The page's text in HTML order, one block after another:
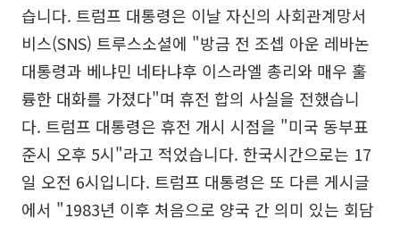
습니다. 트럼프 대통령은 이날 자신의 사회관계망서
비스(SNS) 트루스소셜에 "방금 전 조셉 아운 레바논
대통령과 베냐민 네타냐후 이스라엘 총리와 매우 훌
륭한 대화를 가졌다"며 휴전 합의 사실을 전했습니
다. 트럼프 대통령은 휴전 개시 시점을 "미국 동부표
준시 오후 5시"라고 적었습니다. 한국시간으로는 17
일 오전 6시입니다. 트럼프 대통령은 또 다른 게시글
에서 "1983년 이후 처음으로 양국 간 의미 있는 회담